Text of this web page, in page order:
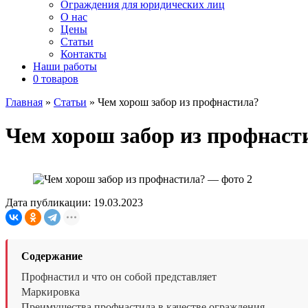
Ограждения для юридических лиц
О нас
Цены
Статьи
Контакты
Наши работы
0 товаров
Главная » Статьи » Чем хорош забор из профнастила?
Чем хорош забор из
Дата публикации: 19.03.2023
Содержание
Профнастил и что он собой представляет
Маркировка